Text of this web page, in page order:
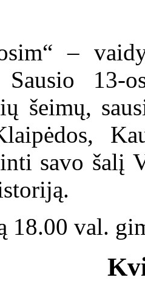
–
13-
šeimų,
savo šalį
18.00 val.